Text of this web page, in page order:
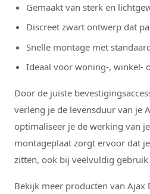
Gemaakt van sterk en
Discreet zwart ontwerp dat
Snelle montage met
Ideaal voor woning-, winkel-
Door de juiste
verleng je de levensduur van je
optimaliseer je de werking van
montageplaat zorgt ervoor dat
zitten, ook bij veelvuldig
Bekijk meer producten van Ajax